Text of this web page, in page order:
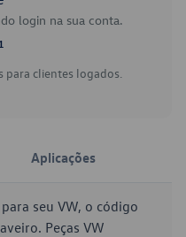
login na sua conta.
para clientes logados.
Aplicações
seu VW, o código
Peças VW